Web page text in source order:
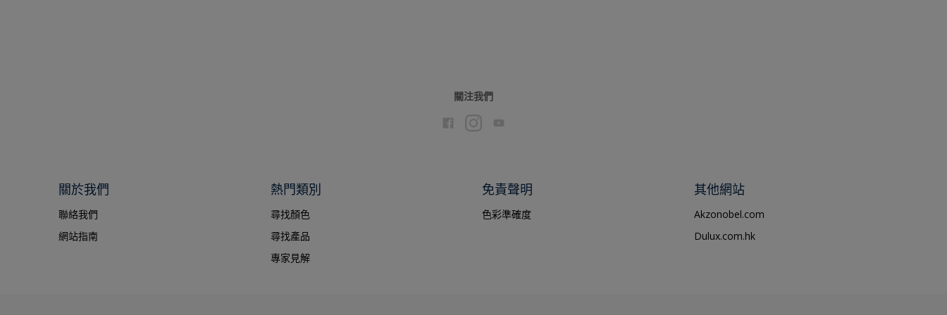
關注我們
關於我們
聯絡我們
網站指南
熱門類別
尋找顏色
尋找產品
專家見解
免責聲明
色彩準確度
其他網站
Akzonobel.com
Dulux.com.hk